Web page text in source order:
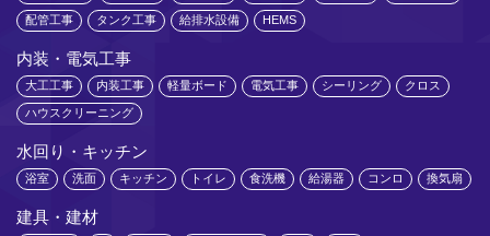
配管工事 タンク工事 給排水設備 HEMS
内装・電気工事
大工工事 内装工事 軽量ボード 電気工事 シーリング クロス
ハウスクリーニング
水回り・キッチン
浴室 洗面 キッチン トイレ 食洗機 給湯器 コンロ 換気扇
建具・建材